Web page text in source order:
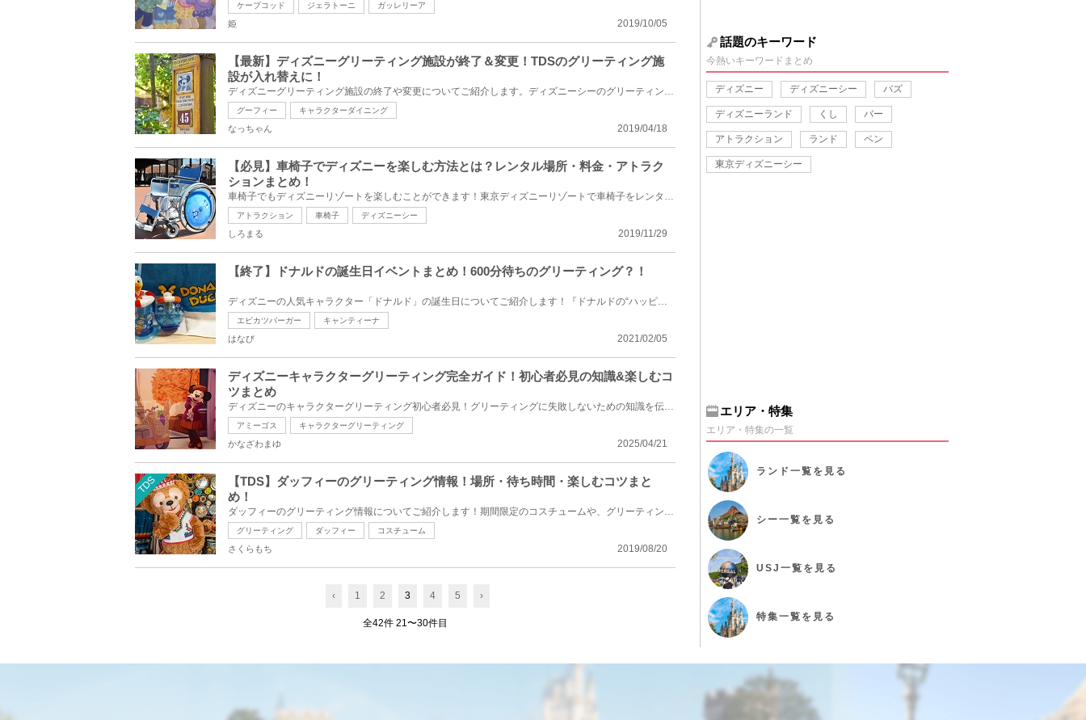
ケープコッド ジェラトーニ ガッレリーア
2019/10/05
姫
【最新】ディズニーグリーティング施設が終了＆変更！TDSのグリーティング施
設が入れ替えに！
ディズニーグリーティング施設の終了や変更についてご紹介します。ディズニーシーのグリーティング施設...
グーフィー キャラクターダイニング
2019/04/18
なっちゃん
【必見】車椅子でディズニーを楽しむ方法とは？レンタル場所・料金・アトラク
ションまとめ！
車椅子でもディズニーリゾートを楽しむことができます！東京ディズニーリゾートで車椅子をレンタル場所...
アトラクション 車椅子 ディズニーシー
2019/11/29
しろまる
【終了】ドナルドの誕生日イベントまとめ！600分待ちのグリーティング？！
ディズニーの人気キャラクター「ドナルド」の誕生日についてご紹介します！『ドナルドの“ハッピーバース...
エビカツバーガー キャンティーナ
2021/02/05
はなび
ディズニーキャラクターグリーティング完全ガイド！初心者必見の知識&楽しむコ
ツまとめ
ディズニーのキャラクターグリーティング初心者必見！グリーティングに失敗しないための知識を伝授しま...
アミーゴス キャラクターグリーティング
2025/04/21
かなざわまゆ
TDS
【TDS】ダッフィーのグリーティング情報！場所・待ち時間・楽しむコツまと
め！
ダッフィーのグリーティング情報についてご紹介します！期間限定のコスチュームや、グリーティングの場...
グリーティング ダッフィー コスチューム
2019/08/20
さくらもち
‹ 1 2 3 4 5 ›
全42件 21〜30件目
話題のキーワード
今熱いキーワードまとめ
ディズニー ディズニーシー バズ
ディズニーランド くし バー
アトラクション ランド ペン
東京ディズニーシー
エリア・特集
エリア・特集の一覧
ランド 一覧を見る
シー一覧を見る
USJ 一覧を見る
特集一覧を見る